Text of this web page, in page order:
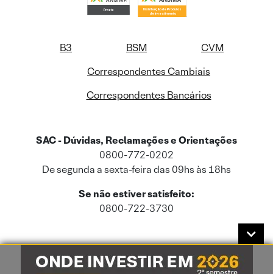
B3 BSM
CVM
Correspondentes Cambiais
Correspondentes Bancários
SAC - Dúvidas, Reclamações e Orientações
0800-772-0202
De segunda a sexta-feira das 09hs às 18hs
Se não estiver satisfeito:
0800-722-3730
Este site usa cookies e dados pessoais de acordo com a nossaPolítica de
Cookies
e a nossaPolítica de Privacidade.